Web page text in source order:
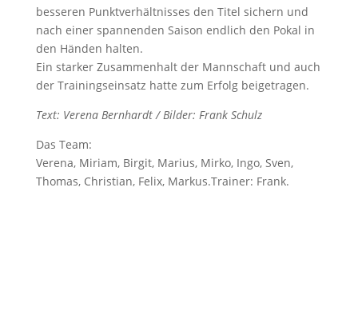
besseren Punktverhältnisses den Titel sichern und
nach einer spannenden Saison endlich den Pokal in
den Händen halten.
Ein starker Zusammenhalt der Mannschaft und auch
der Trainingseinsatz hatte zum Erfolg beigetragen.
Text: Verena Bernhardt / Bilder: Frank Schulz
Das Team:
Verena, Miriam, Birgit, Marius, Mirko, Ingo, Sven,
Thomas, Christian, Felix, Markus.Trainer: Frank.